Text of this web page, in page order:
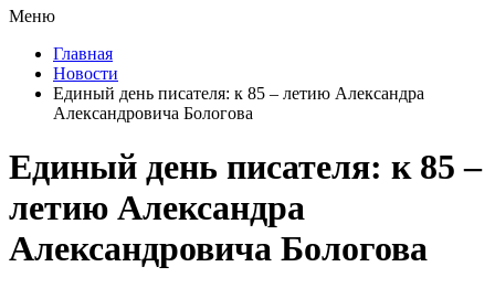
Меню
Главная
Новости
Единый день писателя: к 85 – летию Александра
Александровича Бологова
Единый день писателя: к 85 –
летию Александра
Александровича Бологова